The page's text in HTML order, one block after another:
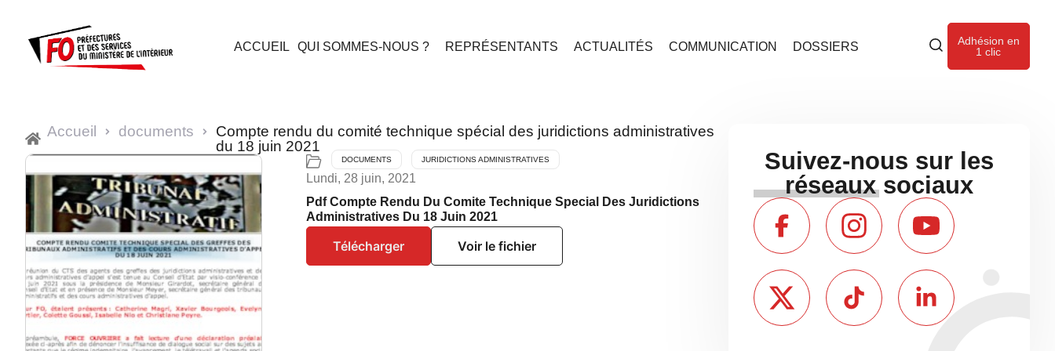
ACCUEIL QUI SOMMES-NOUS ? REPRÉSENTANTS ACTUALITÉS COMMUNICATION DOSSIERS
Adhésion en
1 clic
Accueil documents
Compte rendu du comité technique spécial des juridictions administratives
du 18 juin 2021
DOCUMENTS JURIDICTIONS ADMINISTRATIVES
Lundi, 28 juin, 2021
Pdf Compte Rendu Du Comite Technique Special Des Juridictions
Administratives Du 18 Juin 2021
Télécharger Voir le fichier
Suivez-nous sur les
réseaux sociaux